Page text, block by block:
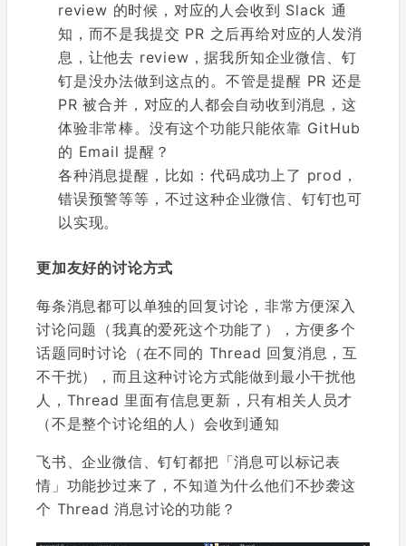
review 的时候，对应的人会收到 Slack 通
知，而不是我提交 PR 之后再给对应的人发消
息，让他去 review，据我所知企业微信、钉
钉是没办法做到这点的。不管是提醒 PR 还是
PR 被合并，对应的人都会自动收到消息，这
体验非常棒。没有这个功能只能依靠 GitHub
的 Email 提醒？
各种消息提醒，比如：代码成功上了 prod，
错误预警等等，不过这种企业微信、钉钉也可
以实现。
更加友好的讨论方式
每条消息都可以单独的回复讨论，非常方便深入
讨论问题（我真的爱死这个功能了），方便多个
话题同时讨论（在不同的 Thread 回复消息，互
不干扰），而且这种讨论方式能做到最小干扰他
人，Thread 里面有信息更新，只有相关人员才
（不是整个讨论组的人）会收到通知
飞书、企业微信、钉钉都把「消息可以标记表
情」功能抄过来了，不知道为什么他们不抄袭这
个 Thread 消息讨论的功能？